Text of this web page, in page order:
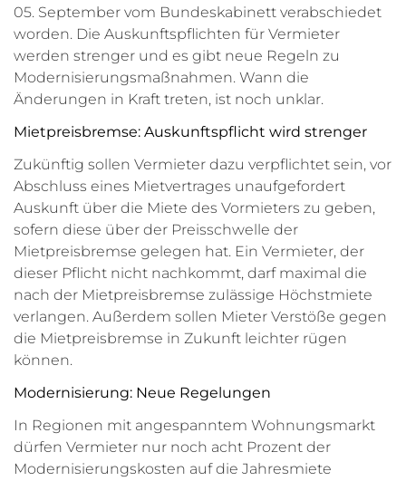
05. September vom Bundeskabinett verabschiedet
worden. Die Auskunftspflichten für Vermieter
werden strenger und es gibt neue Regeln zu
Modernisierungsmaßnahmen. Wann die
Änderungen in Kraft treten, ist noch unklar.
Mietpreisbremse: Auskunftspflicht wird strenger
Zukünftig sollen Vermieter dazu verpflichtet sein, vor
Abschluss eines Mietvertrages unaufgefordert
Auskunft über die Miete des Vormieters zu geben,
sofern diese über der Preisschwelle der
Mietpreisbremse gelegen hat. Ein Vermieter, der
dieser Pflicht nicht nachkommt, darf maximal die
nach der Mietpreisbremse zulässige Höchstmiete
verlangen. Außerdem sollen Mieter Verstöße gegen
die Mietpreisbremse in Zukunft leichter rügen
können.
Modernisierung: Neue Regelungen
In Regionen mit angespanntem Wohnungsmarkt
dürfen Vermieter nur noch acht Prozent der
Modernisierungskosten auf die Jahresmiete